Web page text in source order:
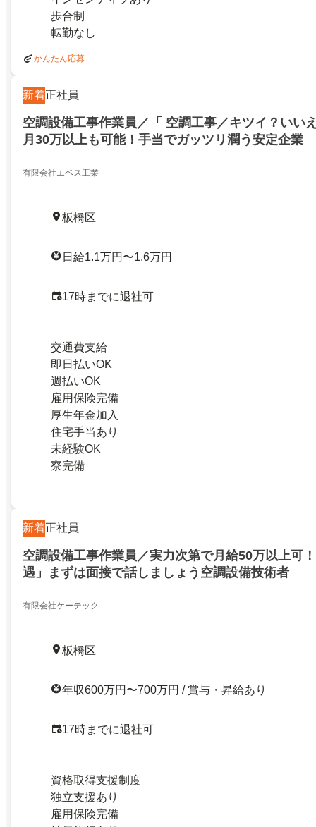
歩合制
転勤なし
かんたん応募
新着正社員
空調設備工事作業員／「 空調工事／キツイ？いい
月30万以上も可能！手当でガッツリ潤う安定企業
有限会社エベス工業
板橋区
日給1.1万円〜1.6万円
17時までに退社可
交通費支給
即日払いOK
週払いOK
雇用保険完備
厚生年金加入
住宅手当あり
未経験OK
寮完備
新着正社員
空調設備工事作業員／実力次第で月給50万以上可
遇」まずは面接で話しましょう空調設備技術者
有限会社ケーテック
板橋区
年収600万円〜700万円 / 賞与・昇給あり
17時までに退社可
資格取得支援制度
独立支援あり
雇用保険完備